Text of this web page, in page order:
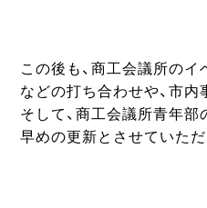
この後も、商工会議所のイ
などの打ち合わせや、市内
そして、商工会議所青年部
早めの更新とさせていただ